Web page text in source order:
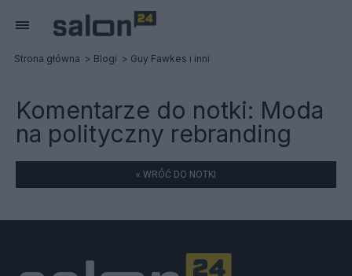
Strona główna Blogi Guy Fawkes i inni
Komentarze do notki: Moda
na polityczny rebranding
« WRÓĆ DO NOTKI